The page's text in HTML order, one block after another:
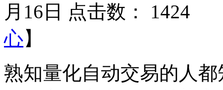
月16日 点击数： 1424
心】
熟知量化自动交易的人